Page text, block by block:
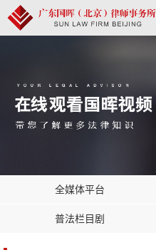
全媒体平台
普法栏目剧